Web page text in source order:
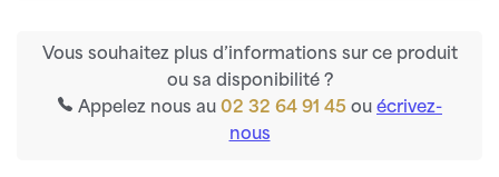
Vous souhaitez plus d’informations sur ce produit
ou sa disponibilité ?
Appelez nous au 02 32 64 91 45 ou écrivez-
nous